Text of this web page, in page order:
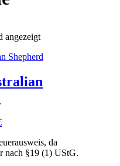
angezeigt
da
nach §19 (1) UStG.